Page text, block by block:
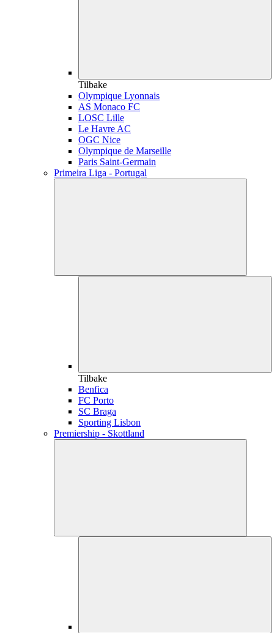
Tilbake
Olympique Lyonnais
AS Monaco FC
LOSC Lille
Le Havre AC
OGC Nice
Olympique de Marseille
Paris Saint-Germain
Primeira Liga - Portugal
Tilbake
Benfica
FC Porto
SC Braga
Sporting Lisbon
Premiership - Skottland